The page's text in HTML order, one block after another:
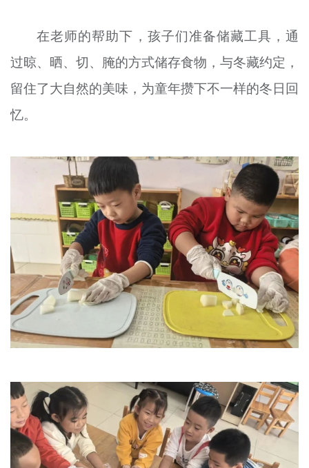
在老师的帮助下，孩子们准备储藏工具，通
过晾、晒、切、腌的方式储存食物，与冬藏约定，
留住了大自然的美味，为童年攒下不一样的冬日回
忆。